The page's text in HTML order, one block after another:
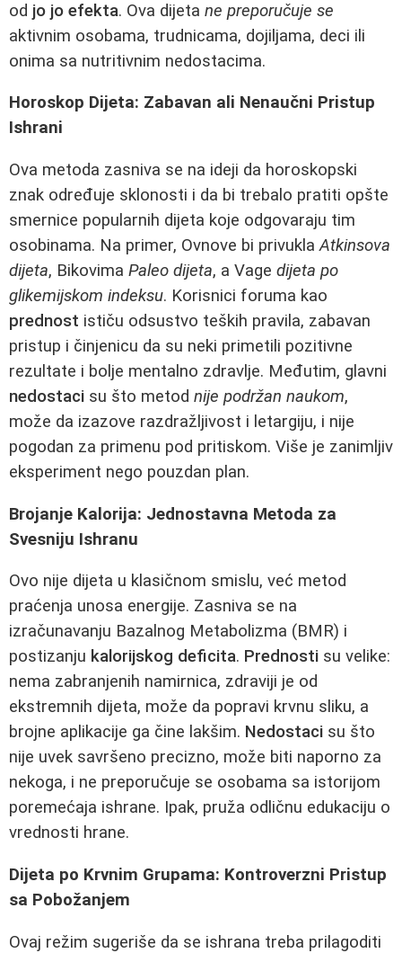
od jo jo efekta. Ova dijeta ne preporučuje se
aktivnim osobama, trudnicama, dojiljama, deci ili
onima sa nutritivnim nedostacima.
Horoskop Dijeta: Zabavan ali Nenaučni Pristup
Ishrani
Ova metoda zasniva se na ideji da horoskopski
znak određuje sklonosti i da bi trebalo pratiti opšte
smernice popularnih dijeta koje odgovaraju tim
osobinama. Na primer, Ovnove bi privuklaAtkinsova
dijeta, Bikovima Paleo dijeta, a Vage dijeta po
glikemijskom indeksu. Korisnici foruma kao
prednost ističu odsustvo teških pravila, zabavan
pristup i činjenicu da su neki primetili pozitivne
rezultate i bolje mentalno zdravlje. Međutim, glavni
nedostaci su što metod nije podržan naukom,
može da izazove razdražljivost i letargiju, i nije
pogodan za primenu pod pritiskom. Više je zanimljiv
eksperiment nego pouzdan plan.
Brojanje Kalorija: Jednostavna Metoda za
Svesniju Ishranu
Ovo nije dijeta u klasičnom smislu, već metod
praćenja unosa energije. Zasniva se na
izračunavanju Bazalnog Metabolizma (BMR) i
postizanju kalorijskog deficita. Prednosti su velike:
nema zabranjenih namirnica, zdraviji je od
ekstremnih dijeta, može da popravi krvnu sliku, a
brojne aplikacije ga čine lakšim. Nedostaci su što
nije uvek savršeno precizno, može biti naporno za
nekoga, i ne preporučuje se osobama sa istorijom
poremećaja ishrane. Ipak, pruža odličnu edukaciju o
vrednosti hrane.
Dijeta po Krvnim Grupama: Kontroverzni Pristup
sa Pobožanjem
Ovaj režim sugeriše da se ishrana treba prilagoditi